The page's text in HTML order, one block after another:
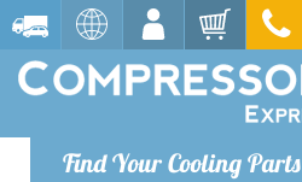
Find Your Cooling Parts